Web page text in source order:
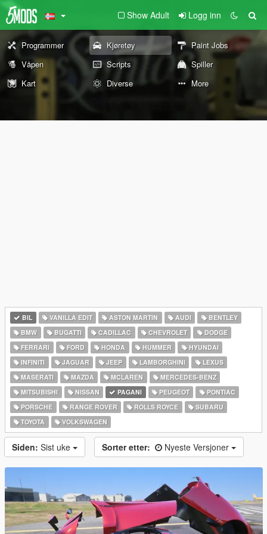
Show Adult Logg inn
Programmer Kjøretøy
Paint Jobs
Våpen
Scripts
Spiller
Kart
Diverse More
BIL VANILLA EDIT ASTON MARTIN AUDI
BENTLEY
BMW
BUGATTI CADILLAC CHEVROLET
DODGE
FERRARI
FORD HONDA HUMMER
HYUNDAI
INFINITI
JAGUAR JEEP LAMBORGHINI
LEXUS
MASERATI
MAZDA MCLAREN
MERCEDES-BENZ
MITSUBISHI
NISSAN PAGANI PEUGEOT
PONTIAC
PORSCHE
RANGE ROVER ROLLS ROYCE
SUBARU
TOYOTA
VOLKSWAGEN
Siden: Sist uke Sorter etter: Nyeste Versjoner